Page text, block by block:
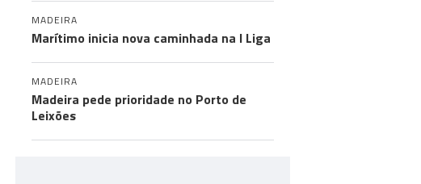
MADEIRA
Marítimo inicia nova caminhada na I Liga
MADEIRA
Madeira pede prioridade no Porto de
Leixões